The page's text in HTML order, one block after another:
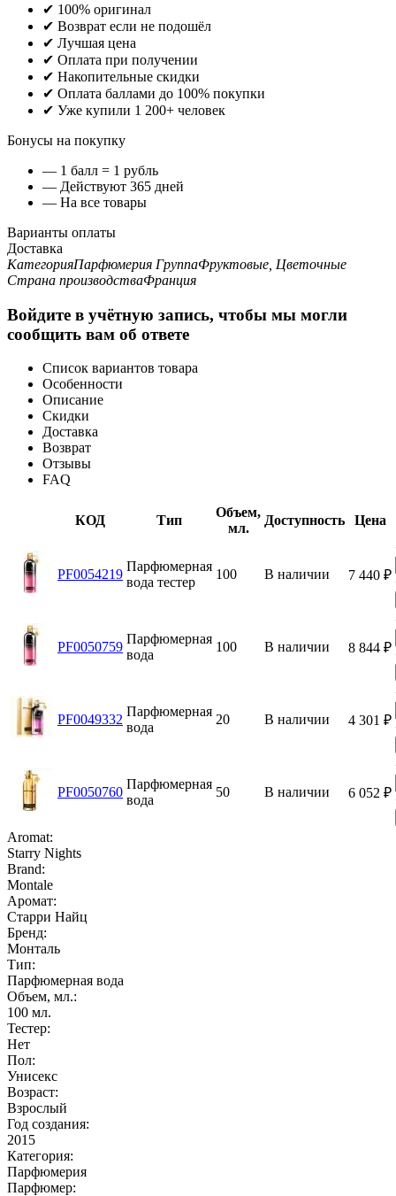
✔ 100% оригинал
✔ Возврат если не подошёл
✔ Лучшая цена
✔ Оплата при получении
✔ Накопительные скидки
✔ Оплата баллами до 100% покупки
✔ Уже купили 1 200+ человек
Бонусы на покупку
— 1 балл = 1 рубль
— Действуют 365 дней
— На все товары
Варианты оплаты
Доставка
КатегорияПарфюмерия ГруппаФруктовые, Цветочные
Страна производстваФранция
Войдите в учётную запись, чтобы мы могли
сообщить вам об ответе
Список вариантов товара
Особенности
Описание
Скидки
Доставка
Возврат
Отзывы
FAQ
КОД Тип
Объем,
мл.
Доступность Цена
PF0054219
Парфюмерная
вода тестер
100 В наличии 7 440 ₽
PF0050759
Парфюмерная
вода
100 В наличии 8 844 ₽
PF0049332
Парфюмерная
вода
20 В наличии 4 301 ₽
PF0050760
Парфюмерная
вода
50 В наличии 6 052 ₽
Aromat:
Starry Nights
Brand:
Montale
Аромат:
Старри Найц
Бренд:
Монталь
Тип:
Парфюмерная вода
Объем, мл.:
100 мл.
Тестер:
Нет
Пол:
Унисекс
Возраст:
Взрослый
Год создания:
2015
Категория:
Парфюмерия
Парфюмер: